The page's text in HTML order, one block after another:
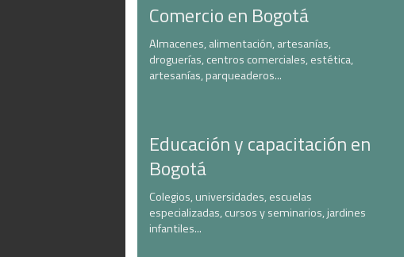
Comercio en Bogotá
Almacenes, alimentación, artesanías,
droguerías, centros comerciales, estética,
artesanías, parqueaderos...
Educación y capacitación en
Bogotá
Colegios, universidades, escuelas
especializadas, cursos y seminarios, jardines
infantiles...